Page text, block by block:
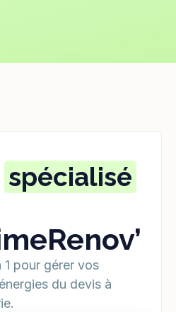
spécialisé
pour gérer vos
du devis à